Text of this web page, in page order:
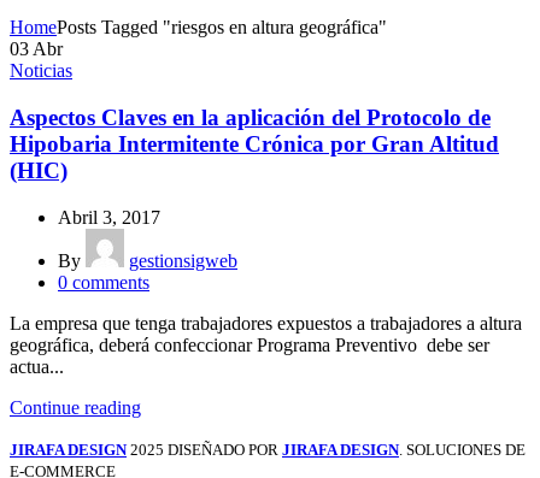
HomePosts Tagged "riesgos en altura geográfica"
03Abr
Noticias
Aspectos Claves en la aplicación del Protocolo de
Hipobaria Intermitente Crónica por Gran Altitud
(HIC)
Abril 3, 2017
By
gestionsigweb
0 comments
La empresa que tenga trabajadores expuestos a trabajadores a altura
geográfica, deberá confeccionar Programa Preventivo debe ser
actua...
Continue reading
JIRAFA DESIGN 2025 DISEÑADO POR JIRAFA DESIGN. SOLUCIONES DE
E-COMMERCE